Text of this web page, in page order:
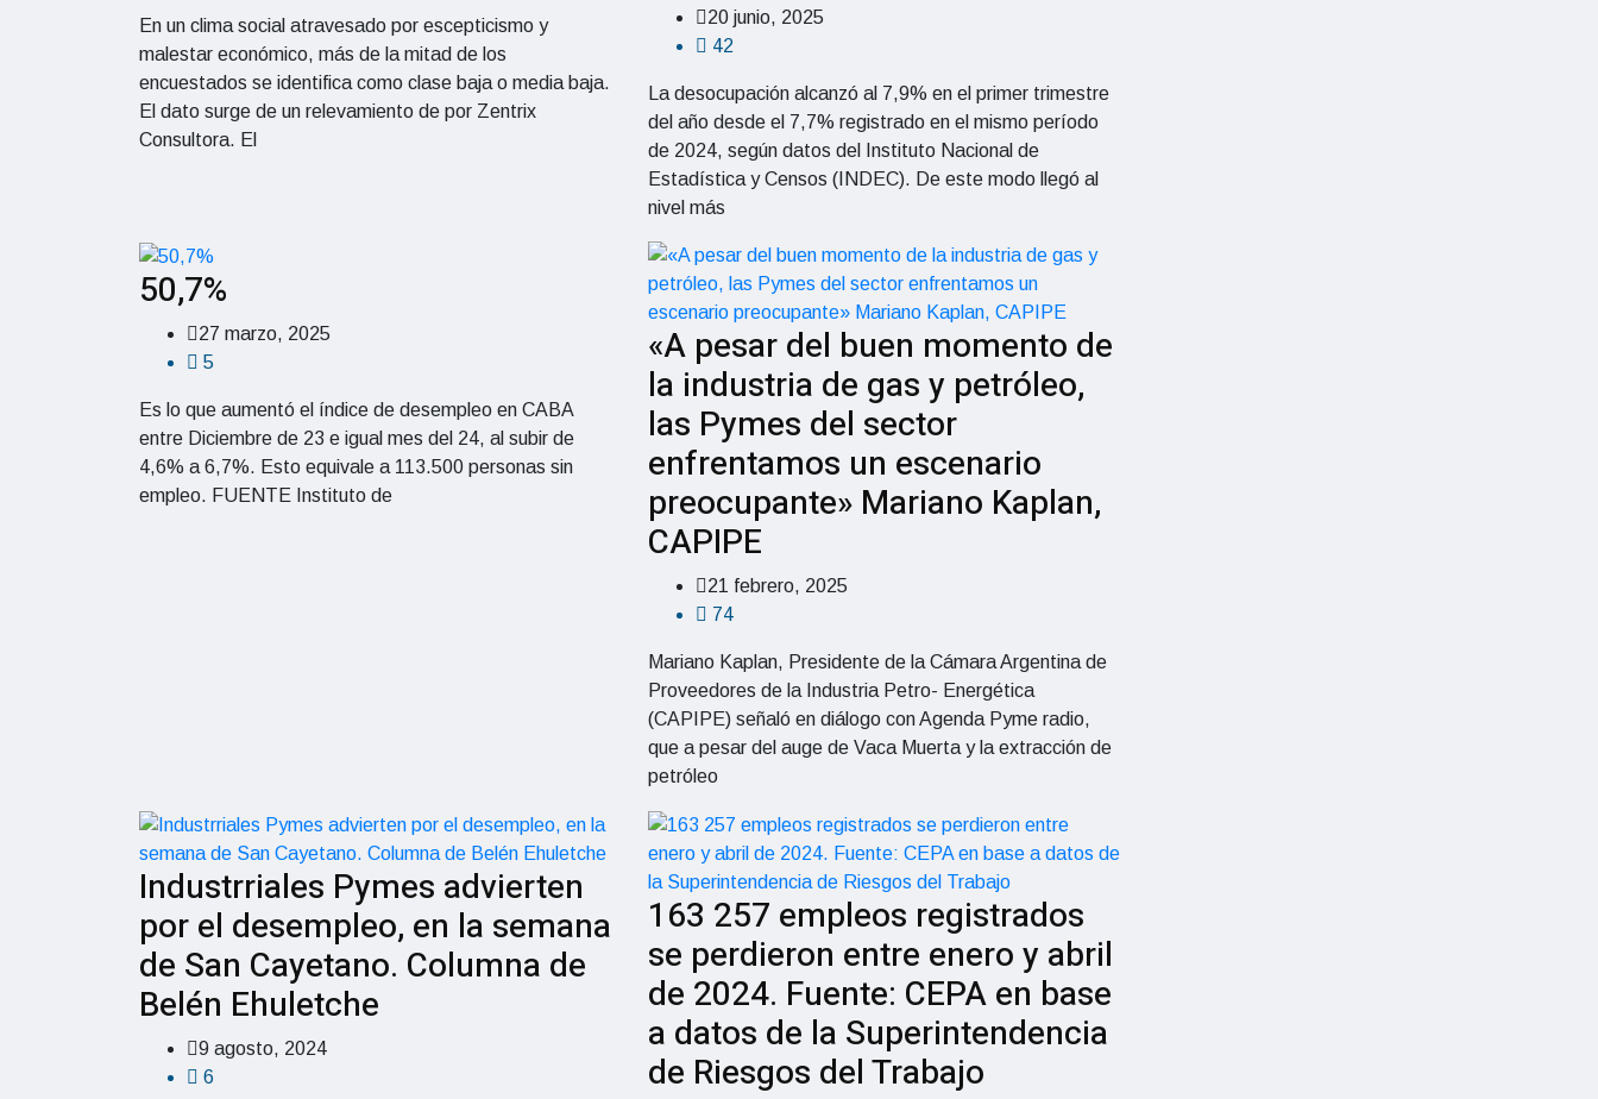
En un clima social atravesado por escepticismo y
malestar económico, más de la mitad de los
encuestados se identifica como clase baja o media baja.
El dato surge de un relevamiento de por Zentrix
Consultora. El
20 junio, 2025
42
La desocupación alcanzó al 7,9% en el primer trimestre
del año desde el 7,7% registrado en el mismo período
de 2024, según datos del Instituto Nacional de
Estadística y Censos (INDEC). De este modo llegó al
nivel más
50,7%
27 marzo, 2025
5
Es lo que aumentó el índice de desempleo en CABA
entre Diciembre de 23 e igual mes del 24, al subir de
4,6% a 6,7%. Esto equivale a 113.500 personas sin
empleo. FUENTE Instituto de
«A pesar del buen momento de
la industria de gas y petróleo,
las Pymes del sector
enfrentamos un escenario
preocupante» Mariano Kaplan,
CAPIPE
21 febrero, 2025
74
Mariano Kaplan, Presidente de la Cámara Argentina de
Proveedores de la Industria Petro- Energética
(CAPIPE) señaló en diálogo con Agenda Pyme radio,
que a pesar del auge de Vaca Muerta y la extracción de
petróleo
Industrriales Pymes advierten
por el desempleo, en la semana
de San Cayetano. Columna de
Belén Ehuletche
9 agosto, 2024
6
163 257 empleos registrados
se perdieron entre enero y abril
de 2024. Fuente: CEPA en base
a datos de la Superintendencia
de Riesgos del Trabajo